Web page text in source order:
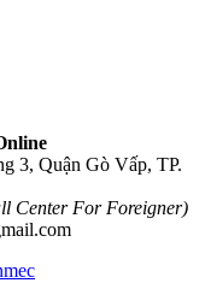
3, Quận Gò Vấp, TP.
Center For Foreigner)